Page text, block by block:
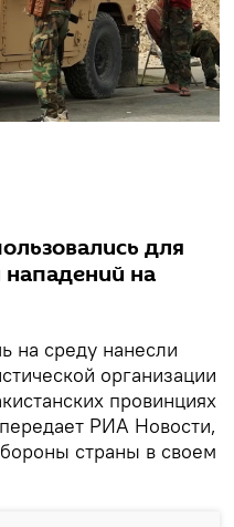
для
на
на среду нанесли
организации
провинциях
РИА Новости,
страны в своем